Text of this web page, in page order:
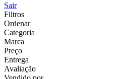
Sair
Filtros
Ordenar
Categoria
Marca
Preço
Entrega
Avaliação